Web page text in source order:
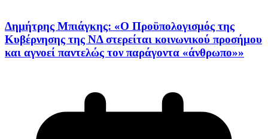
Δημήτρης Μπιάγκης: «Ο Προϋπολογισμός της
Κυβέρνησης της ΝΔ στερείται κοινωνικού προσήμου
και αγνοεί παντελώς τον παράγοντα «άνθρωπο»»